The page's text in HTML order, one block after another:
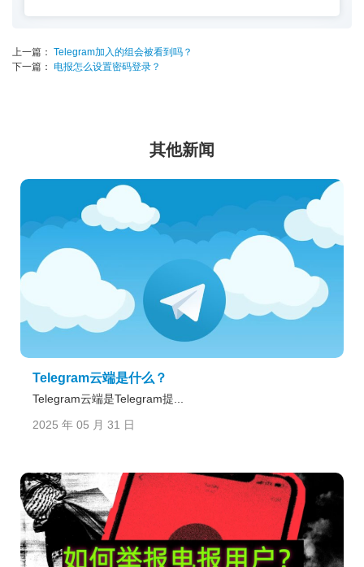
上一篇： Telegram加入的组会被看到吗？
下一篇： 电报怎么设置密码登录？
其他新闻
Telegram云端是什么？
Telegram云端是Telegram提...
2025 年 05 月 31 日